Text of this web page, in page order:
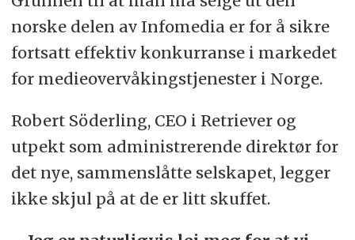
norske delen av Infomedia er for å sikre
fortsatt effektiv konkurranse i markedet
for medieovervåkingstjenester i Norge.
Robert Söderling, CEO i Retriever og
utpekt som administrerende direktør for
det nye, sammenslåtte selskapet, legger
ikke skjul på at de er litt skuffet.